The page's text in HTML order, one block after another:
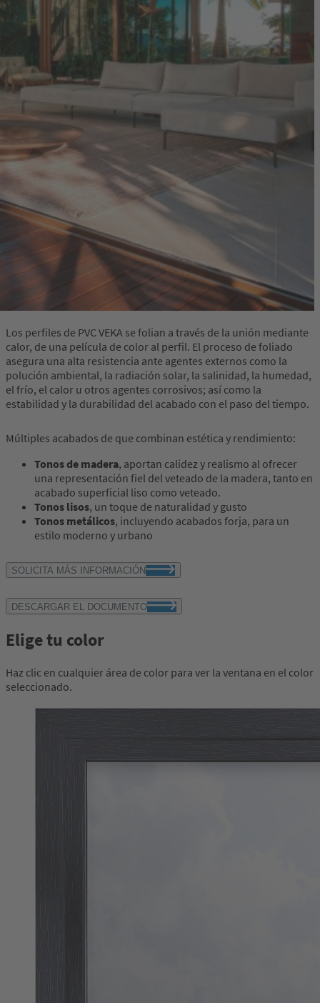
Los perfiles de PVC VEKA se folian a través de la unión mediante
calor, de una película de color al perfil. El proceso de foliado
asegura una alta resistencia ante agentes externos como la
polución ambiental, la radiación solar, la salinidad, la humedad,
el frío, el calor u otros agentes corrosivos; así como la
estabilidad y la durabilidad del acabado con el paso del tiempo.
Múltiples acabados de que combinan estética y rendimiento:
Tonos de madera, aportan calidez y realismo al ofrecer
una representación fiel del veteado de la madera, tanto en
acabado superficial liso como veteado.
Tonos lisos, un toque de naturalidad y gusto
Tonos metálicos, incluyendo acabados forja, para un
estilo moderno y urbano
SOLICITA MÁS INFORMACIÓN
DESCARGAR EL DOCUMENTO
Elige tu color
Haz clic en cualquier área de color para ver la ventana en el color
seleccionado.